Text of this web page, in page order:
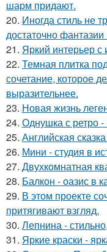
шарм придают.
20. Иногда стиль не
достаточно фантазии
21. Яркий интерьер
22. Темная плитка
сочетание, которое
выразительнее.
23. Новая жизнь
24. Однушка с ретро
25. Английская
26. Мини - студия в
27. Двухкомнатная
28. Балкон - оазис в
29. В этом проекте
притягивают взгляд.
30. Лепнина -
31. Яркие краски -